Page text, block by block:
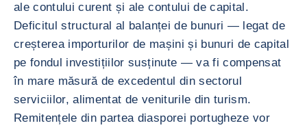
ale contului curent și ale contului de capital.
Deficitul structural al balanței de bunuri — legat de
creșterea importurilor de mașini și bunuri de capital
pe fondul investițiilor susținute — va fi compensat
în mare măsură de excedentul din sectorul
serviciilor, alimentat de veniturile din turism.
Remitențele din partea diasporei portugheze vor